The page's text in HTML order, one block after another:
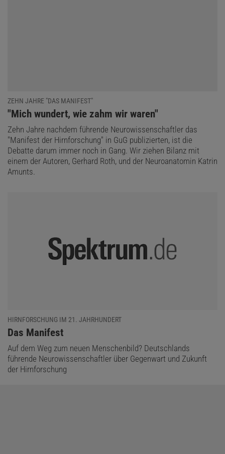
ZEHN JAHRE "DAS MANIFEST"
:
"Mich wundert, wie zahm wir waren"
Zehn Jahre nachdem führende Neurowissenschaftler das
"Manifest der Hirnforschung" in GuG publizierten, ist die
Debatte darum immer noch in Gang. Wir ziehen Bilanz mit
einem der Autoren, Gerhard Roth, und der Neuro­anatomin Katrin
Amunts.
HIRNFORSCHUNG IM 21. JAHRHUNDERT
:
Das Manifest
Auf dem Weg zum neuen Menschenbild? Deutschlands
führende Neurowissenschaftler über Gegenwart und Zukunft
der Hirnforschung